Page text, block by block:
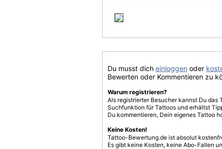
Du musst dich einloggen oder
Bewerten oder Kommentieren zu
Warum registrieren?
Als registrierter Besucher kannst Du
Suchfunktion für Tattoos und erhältst
Du kommentieren, Dein eigenes Tattoo
Keine Kosten!
Tattoo-Bewertung.de ist absolut
Es gibt keine Kosten, keine Abo-Fallen